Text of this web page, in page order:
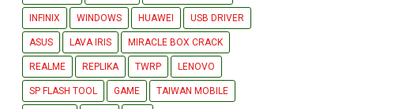
INFINIX WINDOWS HUAWEI USB DRIVER
ASUS LAVA IRIS MIRACLE BOX CRACK
REALME REPLIKA TWRP LENOVO
SP FLASH TOOL GAME TAIWAN MOBILE